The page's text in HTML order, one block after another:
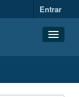
Entrar